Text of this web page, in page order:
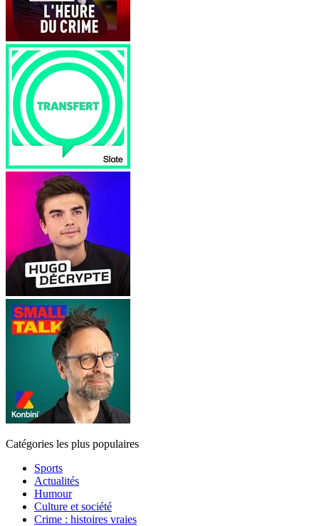
Catégories les plus populaires
Sports
Actualités
Humour
Culture et société
Crime : histoires vraies